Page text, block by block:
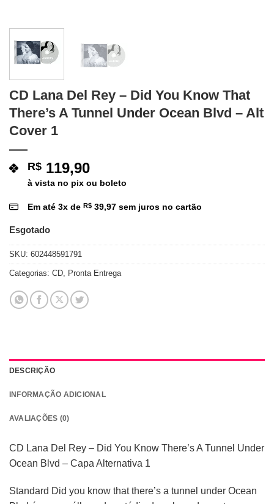
CD Lana Del Rey – Did You Know That
There’s A Tunnel Under Ocean Blvd – Alt
Cover 1
R$ 119,90
à vista no pix ou boleto
Em até 3x de R$ 39,97 sem juros no cartão
Esgotado
SKU: 602448591791
Categorias: CD Pronta Entrega
DESCRIÇÃO
INFORMAÇÃO ADICIONAL
AVALIAÇÕES (0)
CD Lana Del Rey – Did You Know There’s A Tunnel Under
Ocean Blvd – Capa Alternativa 1
Standard Did you know that there’s a tunnel under Ocean